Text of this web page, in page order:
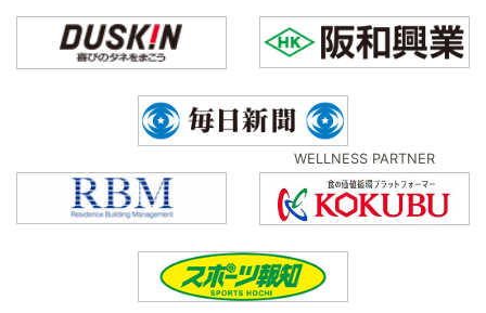
WELLNESS PARTNER